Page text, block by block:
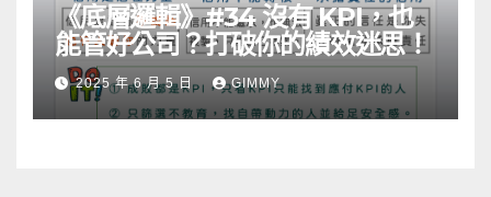
《底層邏輯》#34 沒有 KPI，也
能管好公司？打破你的績效迷思！
2025 年 6 月 5 日 GIMMY